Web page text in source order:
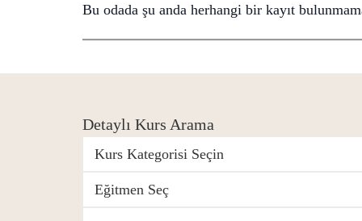
Bu odada şu anda herhangi bir kayıt
Detaylı Kurs Arama